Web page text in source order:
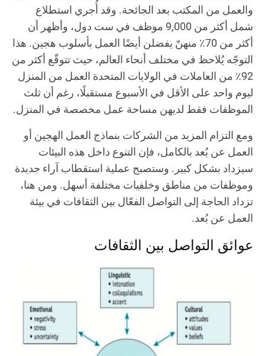
والعمل من المكتب بعد الجائحة. وقد أُجري استطلاع
شمل أكثر من 9,000 موظف في ست دول، وأظهر أن
أكثر من 70٪ منهنّ يفضلن أيضًا العمل بأسلوب هجين. هذا
التوجّه يُلاحظ في مختلف أنحاء العالم، حيث تتوقّع أكثر من
92٪ من العاملات في الولايات المتحدة العمل من المنزل
ليوم واحد على الأقل في الأسبوع مستقبلًا، رغم أن ثلث
الموظفات فقط لديهن مساحة عمل مخصصة في المنزل.
ومع التزام المزيد من الشركات بنماذج العمل الهجين أو
العمل عن بُعد بالكامل، فإن التنوع داخل هذه البيئات
سيزداد بشكل كبير. وستصبح عملية استقطاب آراء جديدة
وموظفات من مناطق وخلفيات مختلفة أسهل. ومن هنا،
تزداد الحاجة إلى التواصل الفعّال بين الثقافات في بيئة
العمل عن بُعد.
عوائق التواصل بين الثقافات